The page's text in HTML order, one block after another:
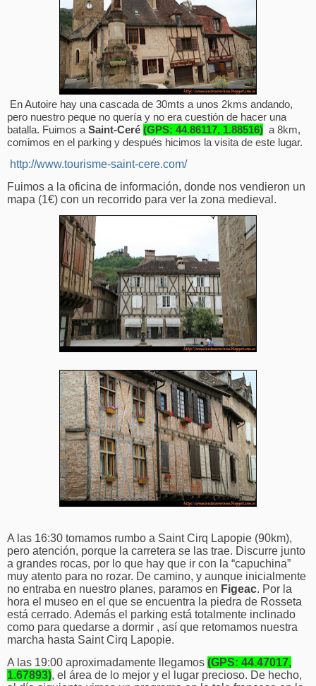
En Autoire hay una cascada de 30mts a unos 2kms andando,
pero nuestro peque no quería y no era cuestión de hacer una
batalla. Fuimos a Saint-Ceré (GPS: 44.86117, 1.88516) a 8km,
comimos en el parking y después hicimos la visita de este lugar.
http://www.tourisme-saint-cere.com/
Fuimos a la oficina de información, donde nos vendieron un
mapa (1€) con un recorrido para ver la zona medieval.
A las 16:30 tomamos rumbo a Saint Cirq Lapopie (90km),
pero atención, porque la carretera se las trae. Discurre junto
a grandes rocas, por lo que hay que ir con la “capuchina”
muy atento para no rozar. De camino, y aunque inicialmente
no entraba en nuestro planes, paramos en Figeac. Por la
hora el museo en el que se encuentra la piedra de Rosseta
está cerrado. Además el parking está totalmente inclinado
como para quedarse a dormir , así que retomamos nuestra
marcha hasta Saint Cirq Lapopie.
A las 19:00 aproximadamente llegamos (GPS: 44.47017,
1.67893), el área de lo mejor y el lugar precioso. De hecho,